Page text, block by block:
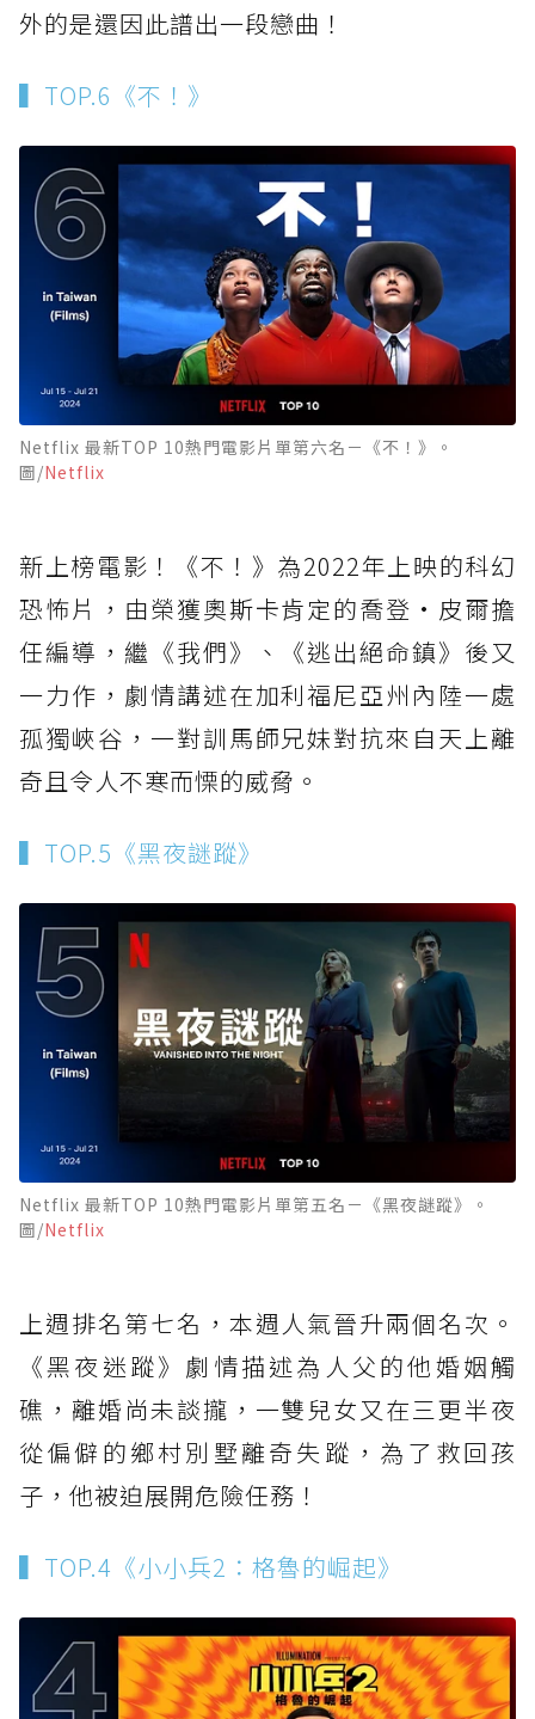
外的是還因此譜出一段戀曲！
▍TOP.6《不！》
Netflix 最新TOP 10熱門電影片單第六名－《不！》。
圖/Netflix
新上榜電影！《不！》為2022年上映的科幻
恐怖片，由榮獲奧斯卡肯定的喬登·皮爾擔
任編導，繼《我們》、《逃出絕命鎮》後又
一力作，劇情講述在加利福尼亞州內陸一處
孤獨峽谷，一對訓馬師兄妹對抗來自天上離
奇且令人不寒而慄的威脅。
▍TOP.5《黑夜謎蹤》
Netflix 最新TOP 10熱門電影片單第五名－《黑夜謎蹤》。
圖/Netflix
上週排名第七名，本週人氣晉升兩個名次。
《黑夜迷蹤》劇情描述為人父的他婚姻觸
礁，離婚尚未談攏，一雙兒女又在三更半夜
從偏僻的鄉村別墅離奇失蹤，為了救回孩
子，他被迫展開危險任務！
▍TOP.4《小小兵2：格魯的崛起》